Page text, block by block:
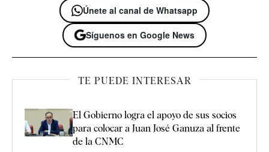
Únete al canal de Whatsapp
Síguenos en Google News
TE PUEDE INTERESAR
El Gobierno logra el apoyo de sus socios
para colocar a Juan José Ganuza al frente
de la CNMC